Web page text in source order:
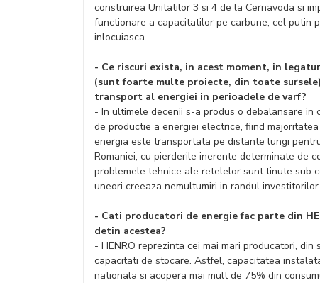
construirea Unitatilor 3 si 4 de la Cernavoda si
functionare a capacitatilor pe carbune, cel putin
inlocuiasca.
- Ce riscuri exista, in acest moment, in
(sunt foarte multe proiecte, din toate
transport al energiei in perioadele de varf?
- In ultimele decenii s-a produs o debalansare
de productie a energiei electrice, fiind
energia este transportata pe distante lungi
Romaniei, cu pierderile inerente determinate de
problemele tehnice ale retelelor sunt tinute sub
uneori creeaza nemultumiri in randul
- Cati producatori de energie fac parte din
detin acestea?
- HENRO reprezinta cei mai mari producatori,
capacitati de stocare. Astfel, capacitatea
nationala si acopera mai mult de 75% din